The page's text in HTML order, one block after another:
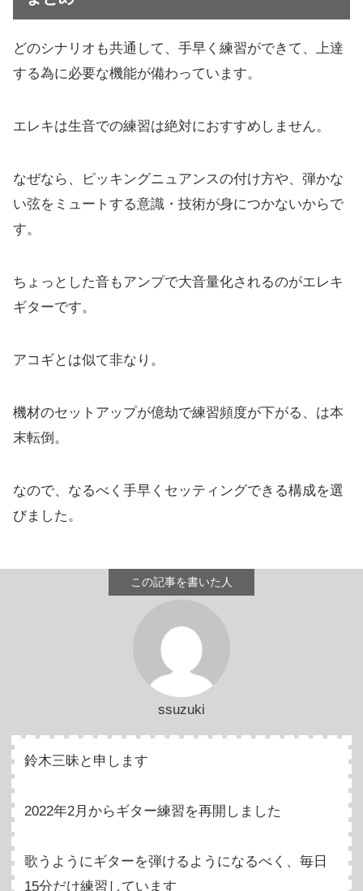
どのシナリオも共通して、手早く練習ができて、上達
する為に必要な機能が備わっています。
エレキは生音での練習は絶対におすすめしません。
なぜなら、ピッキングニュアンスの付け方や、弾かな
い弦をミュートする意識・技術が身につかないからで
す。
ちょっとした音もアンプで大音量化されるのがエレキ
ギターです。
アコギとは似て非なり。
機材のセットアップが億劫で練習頻度が下がる、は本
末転倒。
なので、なるべく手早くセッティングできる構成を選
びました。
ssuzuki
鈴木三昧と申します
2022年2月からギター練習を再開しました
歌うようにギターを弾けるようになるべく、毎日
15分だけ練習しています